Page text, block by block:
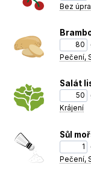
Bez
Pečení,
Salát
Krájení
Sůl
Pečení,